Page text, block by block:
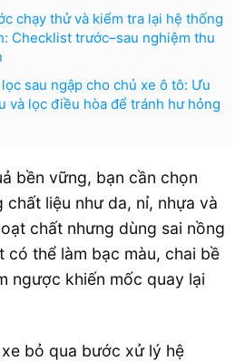
chạy thử và kiểm tra lại hệ thống
Checklist trước–sau nghiệm thu
sau ngập cho chủ xe ô tô: Ưu
và lọc điều hòa để tránh hư hỏng
bền vững, bạn cần chọn
liệu như da, nỉ, nhựa và
chất nhưng dùng sai nồng
có thể làm bạc màu, chai bề
ngược khiến mốc quay lại
bỏ qua bước xử lý hệ